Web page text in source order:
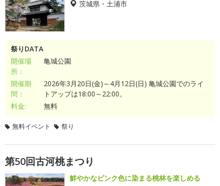
茨城県・土浦市
祭りDATA
開催場
所：
亀城公園
開催期
間：
2026年3月20日(金)～4月12日(日) 亀城公園でのライ
トアップは18:00～22:00。
料金:
無料
無料イベント 祭り
第50回古河桃まつり
鮮やかなピンク色に染まる桃林を楽しめる